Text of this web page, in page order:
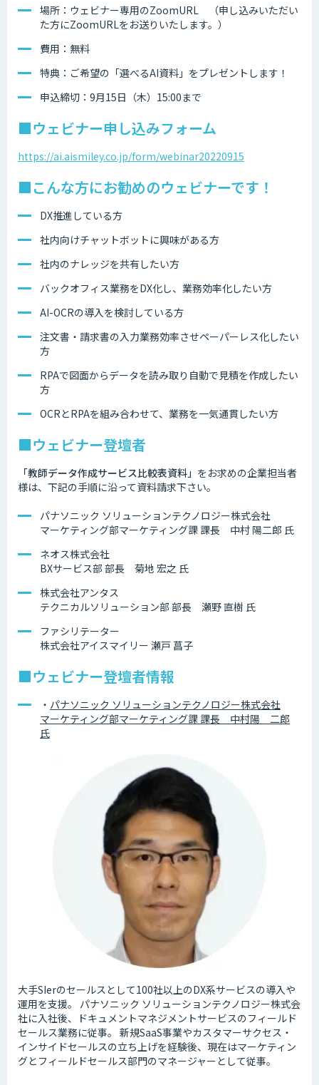
場所：ウェビナー専用のZoomURL （申し込みいただい
た方にZoomURLをお送りいたします。）
費用：無料
特典：ご希望の「選べるAI資料」をプレゼントします！
申込締切：9月15日（木）15:00まで
■ウェビナー申し込みフォーム
https://ai.aismiley.co.jp/form/webinar20220915
■こんな方にお勧めのウェビナーです！
DX推進している方
社内向けチャットボットに興味がある方
社内のナレッジを共有したい方
バックオフィス業務をDX化し、業務効率化したい方
AI-OCRの導入を検討している方
注文書・請求書の入力業務効率させペーパーレス化したい
方
RPAで図面からデータを読み取り自動で見積を作成したい
方
OCRとRPAを組み合わせて、業務を一気通貫したい方
■ウェビナー登壇者
「教師データ作成サービス比較表資料」 をお求めの企業担当者
様は、下記の手順に沿って資料請求下さい。
パナソニック ソリューションテクノロジー株式会社
マーケティング部マーケティング課 課長 中村 陽二郎 氏
ネオス株式会社
BXサービス部 部長 菊地 宏之 氏
株式会社アンタス
テクニカルソリューション部 部長 瀬野 直樹 氏
ファシリテーター
株式会社アイスマイリー 瀬戸 菖子
■ウェビナー登壇者情報
・ パナソニック ソリューションテクノロジー株式会社
マーケティング部マーケティング課 課長 中村陽 二郎
氏
大手SIerのセールスとして100社以上のDX系サービスの導入や
運用を支援。 パナソニック ソリューションテクノロジー株式会
社に入社後、ドキュメントマネジメントサービスのフィールド
セールス業務に従事。 新規SaaS事業やカスタマーサクセス・
インサイドセールスの立ち上げを経験後、現在はマーケティン
グとフィールドセールス部門のマネージャーとして従事。